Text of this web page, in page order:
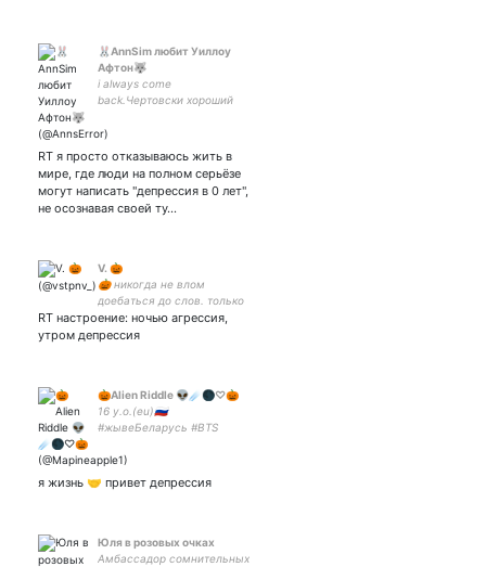
🐰AnnSim любит Уиллоу
Афтон🐺
i always come
back.Чертовски хороший
Рейвенкло артакк Пегас
+79143722089💸аватарка
RT я просто отказываюсь жить в
мире, где люди на полном серьёзе
могут написать "депрессия в 0 лет",
не осознавая своей ту…
V. 🎃
🎃 никогда не влом
доебаться до слов. только
монолог мой -
калейдоскоп. 🎃 не желаю
RT настроение: ночью агрессия,
утром депрессия
🎃Alien Riddle 👽☄️🌑♡🎃
16 y.o.(eu)🇷🇺
#жывеБеларусь #BTS
#AskingAlexandria she/her
кушою шоколадки и
никакого суицида
я жизнь 🤝 привет депрессия
Юля в розовых очках
Амбассадор сомнительных